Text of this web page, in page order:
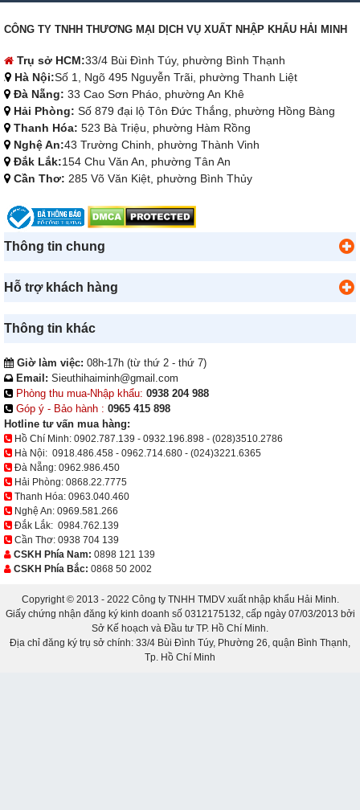
CÔNG TY TNHH THƯƠNG MẠI DỊCH VỤ XUẤT NHẬP KHẨU HẢI MINH
Trụ sở HCM:33/4 Bùi Đình Túy, phường Bình Thạnh
Hà Nội:Số 1, Ngõ 495 Nguyễn Trãi, phường Thanh Liệt
Đà Nẵng: 33 Cao Sơn Pháo, phường An Khê
Hải Phòng: Số 879 đại lộ Tôn Đức Thắng, phường Hồng Bàng
Thanh Hóa: 523 Bà Triệu, phường Hàm Rồng
Nghệ An:43 Trường Chinh, phường Thành Vinh
Đắk Lắk:154 Chu Văn An, phường Tân An
Cần Thơ: 285 Võ Văn Kiệt, phường Bình Thủy
Thông tin chung
Hỗ trợ khách hàng
Thông tin khác
Giờ làm việc: 08h-17h (từ thứ 2 - thứ 7)
Email: Sieuthihaiminh@gmail.com
Phòng thu mua-Nhập khẩu: 0938 204 988
Góp ý - Bảo hành : 0965 415 898
Hotline tư vấn mua hàng:
Hồ Chí Minh: 0902.787.139 - 0932.196.898 - (028)3510.2786
Hà Nội: 0918.486.458 - 0962.714.680 - (024)3221.6365
Đà Nẵng: 0962.986.450
Hải Phòng: 0868.22.7775
Thanh Hóa: 0963.040.460
Nghệ An: 0969.581.266
Đắk Lắk: 0984.762.139
Cần Thơ: 0938 704 139
CSKH Phía Nam: 0898 121 139
CSKH Phía Bắc: 0868 50 2002
Copyright © 2013 - 2022 Công ty TNHH TMDV xuất nhập khẩu Hải Minh.
Giấy chứng nhận đăng ký kinh doanh số 0312175132, cấp ngày 07/03/2013 bởi
Sở Kế hoạch và Đầu tư TP. Hồ Chí Minh.
Địa chỉ đăng ký trụ sở chính: 33/4 Bùi Đình Túy, Phường 26, quận Bình Thạnh,
Tp. Hồ Chí Minh